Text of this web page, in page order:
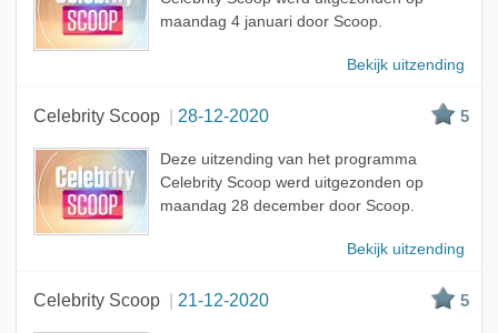
maandag 4 januari door Scoop.
Bekijk uitzending
Celebrity Scoop 28-12-2020 5
Deze uitzending van het programma
Celebrity Scoop werd uitgezonden op
maandag 28 december door Scoop.
Bekijk uitzending
Celebrity Scoop 21-12-2020 5